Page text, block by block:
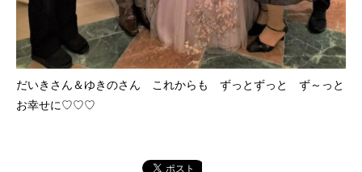
だいきさん＆ゆきのさん これからも ずっとずっと ず～っと
お幸せに♡♡♡